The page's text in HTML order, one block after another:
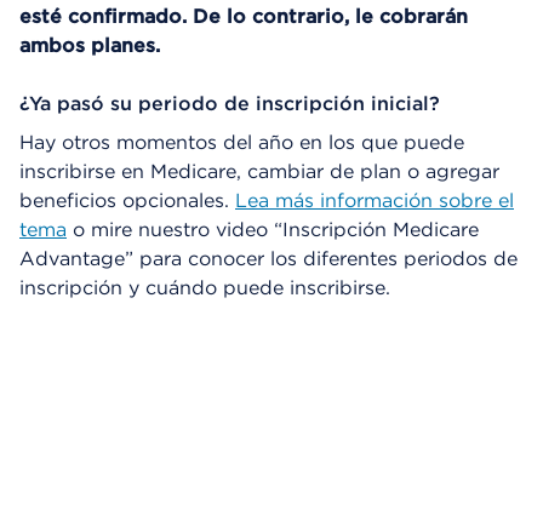
esté confirmado. De lo contrario, le cobrarán
ambos planes.
¿Ya pasó su periodo de inscripción inicial?
Hay otros momentos del año en los que puede
inscribirse en Medicare, cambiar de plan o agregar
beneficios opcionales. Lea más información sobre el
tema o mire nuestro video “Inscripción Medicare
Advantage” para conocer los diferentes periodos de
inscripción y cuándo puede inscribirse.